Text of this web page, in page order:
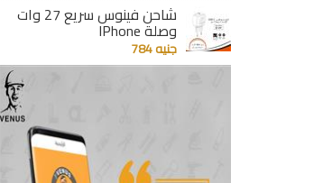
شاحن فينوس سريع 27 وات
وصلة IPhone
جنيه 784